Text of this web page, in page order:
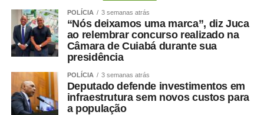
POLÍCIA 3 semanas atrás
“Nós deixamos uma marca”, diz Juca
ao relembrar concurso realizado na
Câmara de Cuiabá durante sua
presidência
POLÍCIA 3 semanas atrás
Deputado defende investimentos em
infraestrutura sem novos custos para
a população